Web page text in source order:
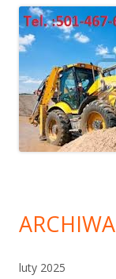
ARCHIWA
luty 2025